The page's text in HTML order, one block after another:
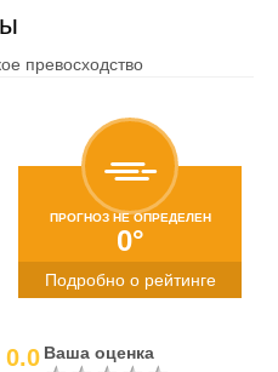
превосходство
ПРОГНОЗ НЕ ОПРЕДЕЛЕН
0°
Подробно о рейтинге
0.0 Ваша оценка